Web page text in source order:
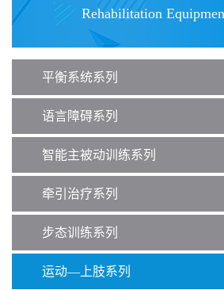
Rehabilitation
平衡系统系列
语言障碍系列
智能主被动训练系列
牵引治疗系列
步态训练系列
运动—上肢系列